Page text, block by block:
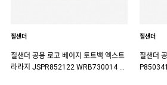
질샌더
질샌더 공용 로고 베이지 토트백 엑스트
라라지 JSPR852122 WRB730014 10
질샌더
질샌더